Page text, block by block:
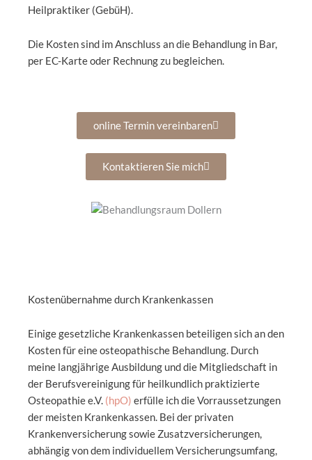
Heilpraktiker (GebüH).
Die Kosten sind im Anschluss an die Behandlung in Bar,
per EC-Karte oder Rechnung zu begleichen.
online Termin vereinbaren
Kontaktieren Sie mich
Kostenübernahme durch Krankenkassen
Einige gesetzliche Krankenkassen beteiligen sich an den
Kosten für eine osteopathische Behandlung. Durch
meine langjährige Ausbildung und die Mitgliedschaft in
der Berufsvereinigung für heilkundlich praktizierte
Osteopathie e.V. (hpO) erfülle ich die Vorraussetzungen
der meisten Krankenkassen. Bei der privaten
Krankenversicherung sowie Zusatzversicherungen,
abhängig von dem individuellem Versicherungsumfang,